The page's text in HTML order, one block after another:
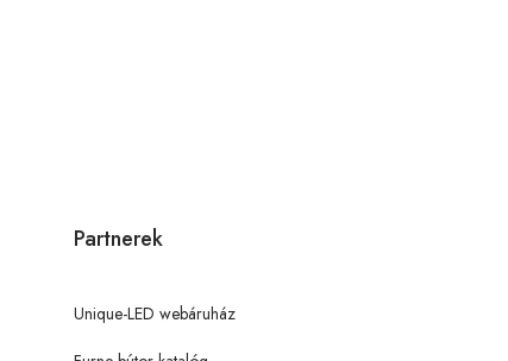
Partnerek
Unique-LED webáruház